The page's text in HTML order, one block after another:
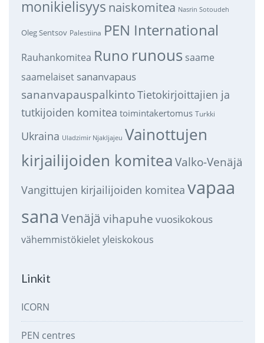
monikielisyys naiskomitea Nasrin Sotoudeh
Oleg Sentsov Palestiina PEN International
Rauhankomitea Runo runous saame
saamelaiset sananvapaus
sananvapauspalkintoTietokirjoittajien ja
tutkijoiden komitea toimintakertomus Turkki
Ukraina Uladzimir Njakljajeu Vainottujen
kirjailijoiden komitea Valko-Venäjä
Vangittujen kirjailijoiden komitea vapaa
sana Venäjä vihapuhe vuosikokous
vähemmistökieletyleiskokous
Linkit
ICORN
PEN centres